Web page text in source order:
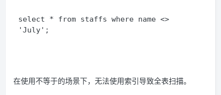
select * from staffs where name <>
'July';
在使用不等于的场景下，无法使用索引导致全表扫描。